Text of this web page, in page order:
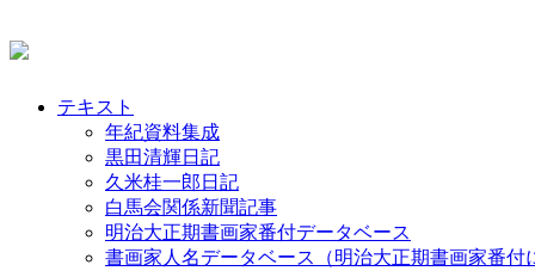
テキスト
年紀資料集成
黒田清輝日記
久米桂一郎日記
白馬会関係新聞記事
明治大正期書画家番付データベース
書画家人名データベース（明治大正期書画家番付